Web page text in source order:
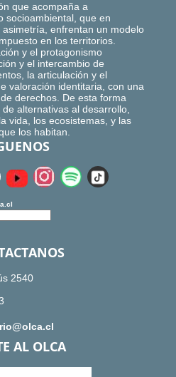
que acompaña a
socioambiental, que en
enfrentan un modelo
en los territorios.
y el protagonismo
y el intercambio de
la articulación y el
valoración identitaria, con una
derechos. De esta forma
alternativas al desarrollo,
vida, los ecosistemas, y las
los habitan.
2540
AL OLCA